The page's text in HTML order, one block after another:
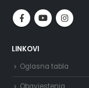
LINKOVI
Oglasna tabla